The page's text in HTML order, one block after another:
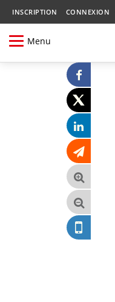
INSCRIPTION CONNEXION
Menu